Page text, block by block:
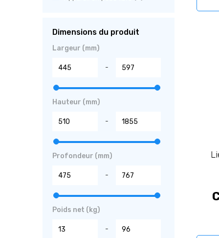
Dimensions du produit
Largeur (mm)
-
Hauteur (mm)
-
Profondeur (mm)
-
Poids net (kg)
-